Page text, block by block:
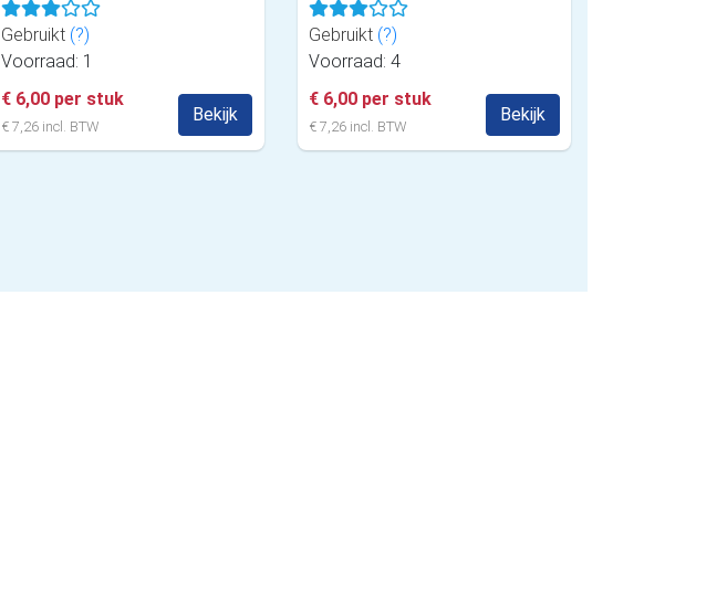
Gebruikt (?)
Voorraad: 1
€ 6,00 per stuk
€ 7,26 incl. BTW
Bekijk
Gebruikt (?)
Voorraad: 4
€ 6,00 per stuk
€ 7,26 incl. BTW
Bekijk